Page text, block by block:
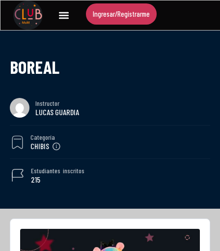
Ingresar/Registrarme
BOREAL
Instructor
LUCAS GUARDIA
Categoría
CHIBIS
215
Estudiantes inscritos